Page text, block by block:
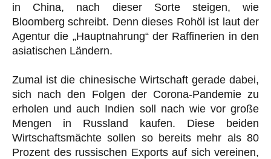
in China, nach dieser Sorte steigen, wie
Bloomberg schreibt. Denn dieses Rohöl ist laut der
Agentur die „Hauptnahrung“ der Raffinerien in den
asiatischen Ländern.
Zumal ist die chinesische Wirtschaft gerade dabei,
sich nach den Folgen der Corona-Pandemie zu
erholen und auch Indien soll nach wie vor große
Mengen in Russland kaufen. Diese beiden
Wirtschaftsmächte sollen so bereits mehr als 80
Prozent des russischen Exports auf sich vereinen,